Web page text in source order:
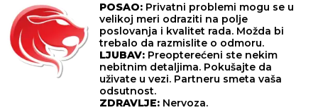
POSAO: Privatni problemi mogu se u
velikoj meri odraziti na polje
poslovanja i kvalitet rada. Možda bi
trebalo da razmislite o odmoru.
LJUBAV: Preopterećeni ste nekim
nebitnim detaljima. Pokušajte da
uživate u vezi. Partneru smeta vaša
odsutnost.
ZDRAVLJE: Nervoza.